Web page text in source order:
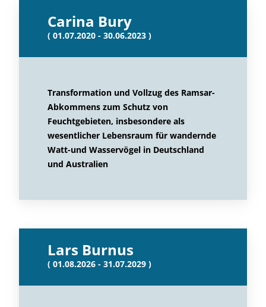
Carina Bury
( 01.07.2020 - 30.06.2023 )
Transformation und Vollzug des Ramsar-
Abkommens zum Schutz von
Feuchtgebieten, insbesondere als
wesentlicher Lebensraum für wandernde
Watt-und Wasservögel in Deutschland
und Australien
Lars Burnus
( 01.08.2026 - 31.07.2029 )